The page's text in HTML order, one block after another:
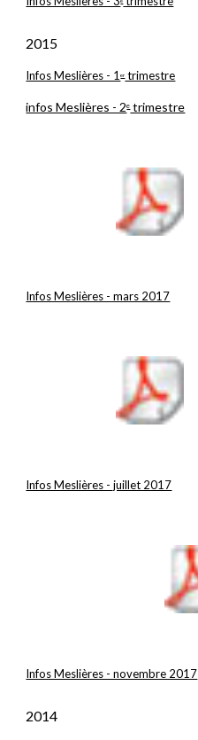
2015
Infos Meslières - 1er trimestre
infos Meslières - 2e trimestre
Infos Meslières - mars 2017
Infos Meslières - juillet 2017
Infos Meslières - novembre 2017
2014